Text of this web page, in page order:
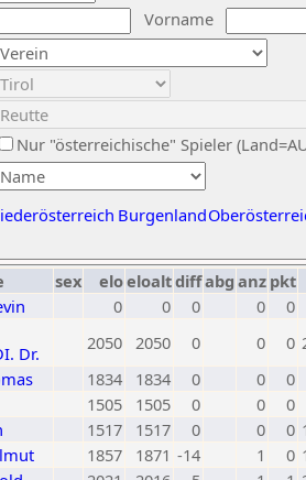
Vorname
Nur "österreichische" Spieler
Burgenland
sex eloeloaltdiffabg anz pkt
0 0 0 0
0
Dr.
2050 2050 0 0 0
1834 1834 0 0
0
1505 1505 0 0
0
1517 1517 0 0 0
1857 1871 -14 1 0